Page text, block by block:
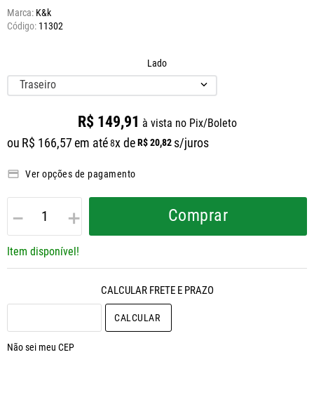
Marca: K&k
11302
Lado
Traseiro
R$ 149,91 à vista no Pix/Boleto
ou R$ 166,57em até8x deR$20,82 s/juros
Ver opções de pagamento
＋
－ Comprar
Item disponível!
Não sei meu CEP